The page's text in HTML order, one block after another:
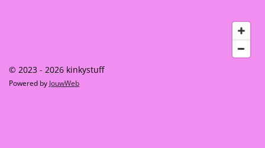
© 2023 - 2026 kinkystuff
Powered by JouwWeb